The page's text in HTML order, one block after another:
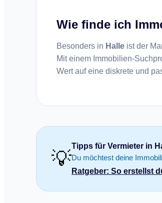
Wie finde ich
Besonders in Halle ist der
Mit einem Immobilien-
Wert auf eine diskrete und
💡
Tipps für Vermieter in
Du möchtest deine
Ratgeber: So erstellst